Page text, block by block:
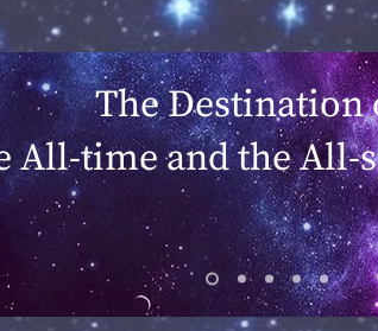
The Destination
All-time and the All-